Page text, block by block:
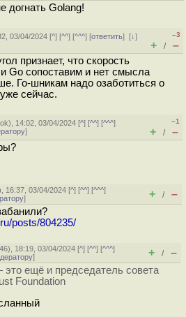
догнать Golang!
03/04/2024 [^] [^^] [^^^] [ответить][↓]
–3
+ / –
признает, что скорость
Go сопоставим и нет смысла
Го-шникам надо озаботиться о
сейчас.
ok), 14:02, 03/04/2024 [^] [^^] [^^^]
]
–1
+ / –
16:37, 03/04/2024 [^] [^^] [^^^]
] + / –
posts/804235/
46), 18:19, 03/04/2024 [^] [^^] [^^^]
] + / –
ещё и председатель совета
Foundation